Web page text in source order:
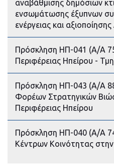
αναβάθμισης δημόσιων
ενσωμάτωσης έξυπνων
ενέργειας και
Πρόσκληση ΗΠ-041 (Α/Α
Περιφέρειας Ηπείρου -
Πρόσκληση ΗΠ-043 (Α/Α
Φορέων Στρατηγικών
Περιφέρειας Ηπείρου
Πρόσκληση ΗΠ-040 (Α/Α
Κέντρων Κοινότητας